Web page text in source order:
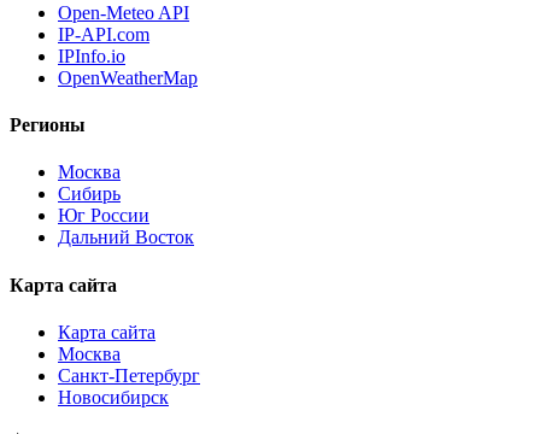
Open-Meteo API
IP-API.com
IPInfo.io
OpenWeatherMap
Регионы
Москва
Сибирь
Юг России
Дальний Восток
Карта сайта
Карта сайта
Москва
Санкт-Петербург
Новосибирск